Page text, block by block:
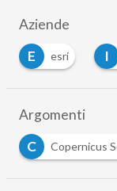
Aziende
E
esri I
Argomenti
C
Copernicus